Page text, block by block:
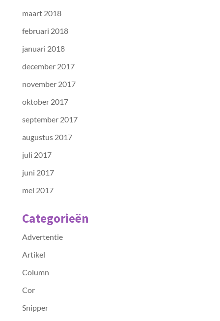
maart 2018
februari 2018
januari 2018
december 2017
november 2017
oktober 2017
september 2017
augustus 2017
juli 2017
juni 2017
mei 2017
Categorieën
Advertentie
Artikel
Column
Cor
Snipper